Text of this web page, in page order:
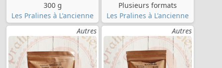
300 g
Les Pralines à L'ancienne
Plusieurs formats
Les Pralines à L'ancienne
Autres
Autres